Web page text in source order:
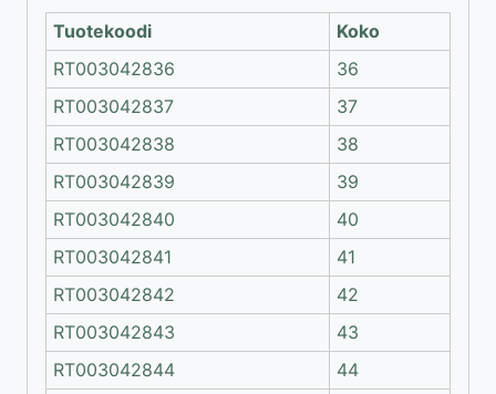
pistosuoja
määrä
Tuotekoodi
Koko
RT003042836
36
RT003042837
37
RT003042838
38
RT003042839
39
RT003042840
40
RT003042841
41
RT003042842
42
RT003042843
43
RT003042844
44